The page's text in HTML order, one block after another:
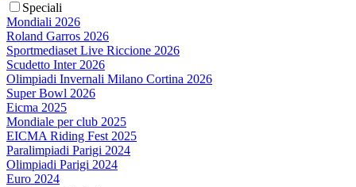
Speciali
Mondiali 2026
Roland Garros 2026
Sportmediaset Live Riccione 2026
Scudetto Inter 2026
Olimpiadi Invernali Milano Cortina 2026
Super Bowl 2026
Eicma 2025
Mondiale per club 2025
EICMA Riding Fest 2025
Paralimpiadi Parigi 2024
Olimpiadi Parigi 2024
Euro 2024